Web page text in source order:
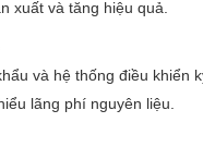
xuất và tăng hiệu quả.
và hệ thống điều khiển
lãng phí nguyên liệu.